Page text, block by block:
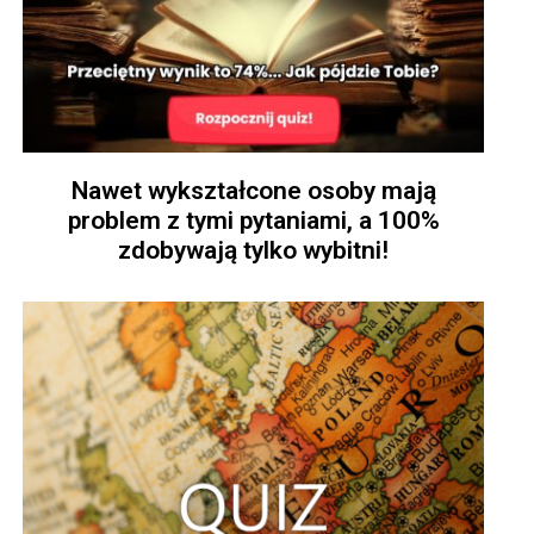
Nawet wykształcone osoby mają
problem z tymi pytaniami, a 100%
zdobywają tylko wybitni!